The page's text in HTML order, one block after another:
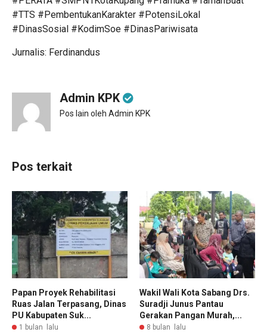
#TTS #PembentukanKarakter #PotensiLokal
#DinasSosial #KodimSoe #DinasPariwisata
Jurnalis: Ferdinandus
Admin KPK
Pos lain oleh Admin KPK
Pos terkait
Papan Proyek Rehabilitasi
Ruas Jalan Terpasang, Dinas
PU Kabupaten Suk...
1 bulan lalu
Wakil Wali Kota Sabang Drs.
Suradji Junus Pantau
Gerakan Pangan Murah,...
8 bulan lalu